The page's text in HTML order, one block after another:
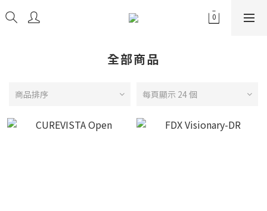
全部商品
商品排序 每頁顯示 24 個